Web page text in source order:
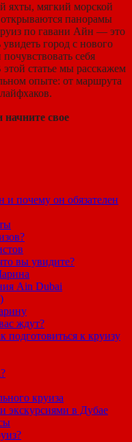
яхты, мягкий морской
открываются панорамы
по гавани Айн — это
город с нового
себя
статье мы расскажем
опыте: от маршрута
свое
и почему он обязателен
вы увидите?
Ain Dubai
ждут?
подготовиться к круизу
круиза
экскурсиями в Дубае